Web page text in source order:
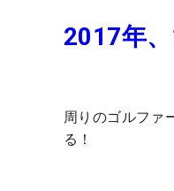
2017年
周りのゴルファ
る！